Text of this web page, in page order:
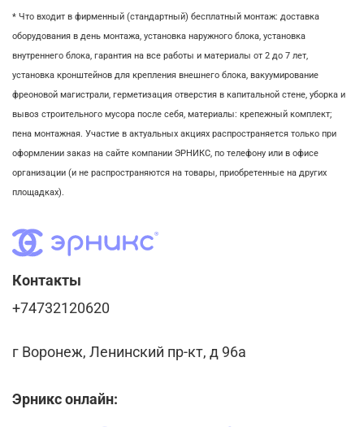
* Что входит в фирменный (стандартный) бесплатный монтаж: доставка
оборудования в день монтажа, установка наружного блока, установка
внутреннего блока, гарантия на все работы и материалы от 2 до 7 лет,
установка кронштейнов для крепления внешнего блока, вакуумирование
фреоновой магистрали, герметизация отверстия в капитальной стене, уборка и
вывоз строительного мусора после себя, материалы: крепежный комплект;
пена монтажная. Участие в актуальных акциях распространяется только при
оформлении заказ на сайте компании ЭРНИКС, по телефону или в офисе
организации (и не распространяются на товары, приобретенные на других
площадках).
Контакты
+74732120620
г Воронеж, Ленинский пр-кт, д 96а
Эрникс онлайн: